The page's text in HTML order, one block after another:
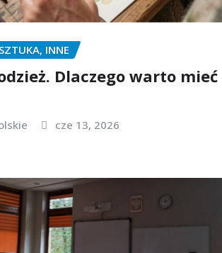
INNE
Dlaczego warto mieć
cze 13, 2026